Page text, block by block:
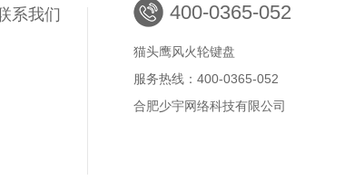
系我们 400-0365-052
猫头鹰风火轮键盘
服务热线：400-0365-052
合肥少宇网络科技有限公司